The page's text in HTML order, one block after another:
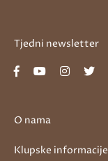
O nama
Klupske informacije
Tjedni newsletter